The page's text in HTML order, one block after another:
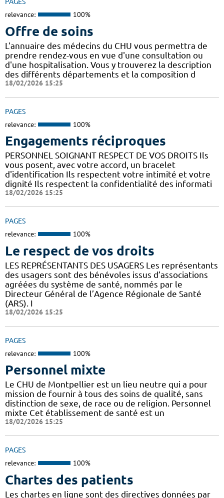
PAGES
relevance: 100%
Offre de soins
L'annuaire des médecins du CHU vous permettra de
prendre rendez-vous en vue d'une consultation ou
d'une hospitalisation. Vous y trouverez la description
des différents départements et la composition d
18/02/2026 15:25
PAGES
relevance: 100%
Engagements réciproques
PERSONNEL SOIGNANT RESPECT DE VOS DROITS Ils
vous posent, avec votre accord, un bracelet
d'identification Ils respectent votre intimité et votre
dignité Ils respectent la confidentialité des informati
18/02/2026 15:25
PAGES
relevance: 100%
Le respect de vos droits
LES REPRÉSENTANTS DES USAGERS Les représentants
des usagers sont des bénévoles issus d’associations
agréées du système de santé, nommés par le
Directeur Général de l’Agence Régionale de Santé
(ARS). I
18/02/2026 15:25
PAGES
relevance: 100%
Personnel mixte
Le CHU de Montpellier est un lieu neutre qui a pour
mission de fournir à tous des soins de qualité, sans
distinction de sexe, de race ou de religion. Personnel
mixte Cet établissement de santé est un
18/02/2026 15:25
PAGES
relevance: 100%
Chartes des patients
Les chartes en ligne sont des directives données par